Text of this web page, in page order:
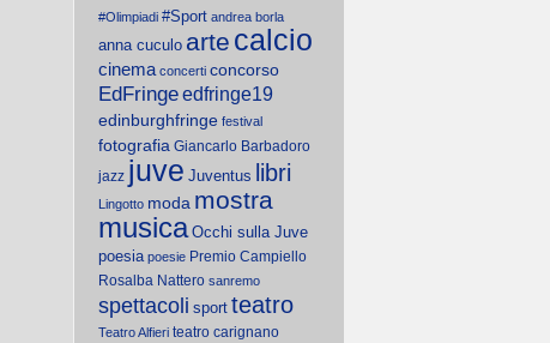
#Olimpiadi #Sport andrea borla
anna cuculo arte calcio
cinema concerti concorso
EdFringeedfringe19
edinburghfringe festival
fotografia Giancarlo Barbadoro
jazz juve Juventus libri
Lingotto moda mostra
musica Occhi sulla Juve
poesia poesie Premio Campiello
Rosalba Nattero sanremo
spettacoli sport teatro
Teatro Alfieri teatro carignano